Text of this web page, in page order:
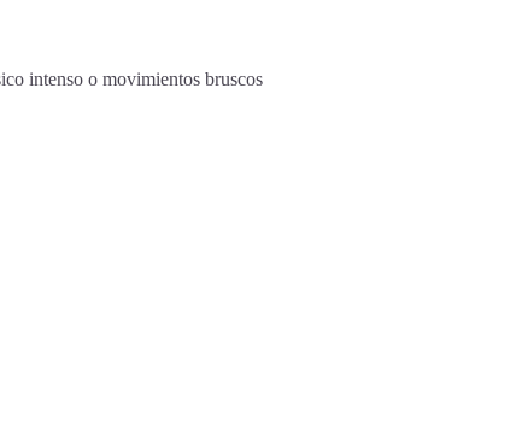
intenso o movimientos bruscos